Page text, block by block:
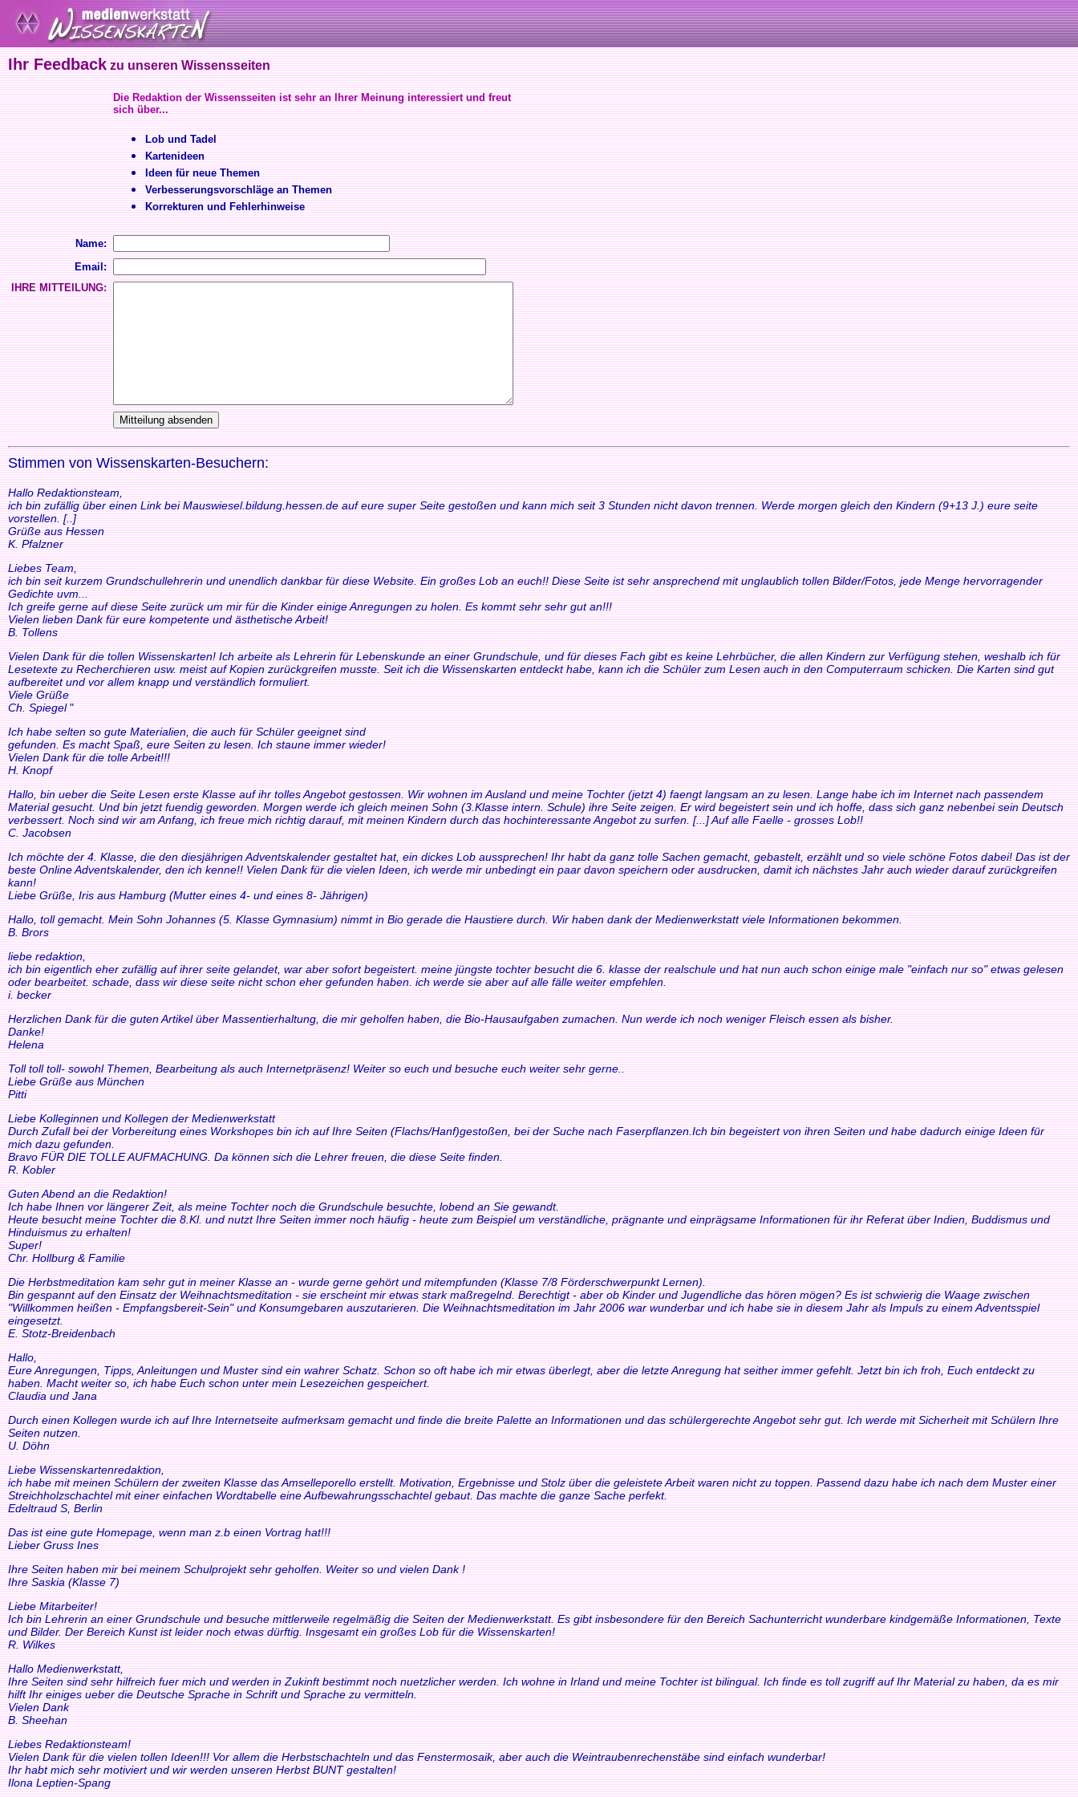
Ihr Feedback zu unseren Wissensseiten
Die Redaktion der Wissensseiten ist sehr an Ihrer Meinung interessiert und freut
sich über...
Lob und Tadel
Kartenideen
Ideen für neue Themen
Verbesserungsvorschläge an Themen
Korrekturen und Fehlerhinweise
Name:
Email:
IHRE MITTEILUNG:
Stimmen von Wissenskarten-Besuchern:
Hallo Redaktionsteam,
ich bin zufällig über einen Link bei Mauswiesel.bildung.hessen.de auf eure super Seite gestoßen und kann mich seit 3 Stunden nicht davon trennen. Werde morgen gleich den Kindern (9+13 J.) eure seite
vorstellen. [..]
Grüße aus Hessen
K. Pfalzner
Liebes Team,
ich bin seit kurzem Grundschullehrerin und unendlich dankbar für diese Website. Ein großes Lob an euch!! Diese Seite ist sehr ansprechend mit unglaublich tollen Bilder/Fotos, jede Menge hervorragender
Gedichte uvm...
Ich greife gerne auf diese Seite zurück um mir für die Kinder einige Anregungen zu holen. Es kommt sehr sehr gut an!!!
Vielen lieben Dank für eure kompetente und ästhetische Arbeit!
B. Tollens
Vielen Dank für die tollen Wissenskarten! Ich arbeite als Lehrerin für Lebenskunde an einer Grundschule, und für dieses Fach gibt es keine Lehrbücher, die allen Kindern zur Verfügung stehen, weshalb ich für
Lesetexte zu Recherchieren usw. meist auf Kopien zurückgreifen musste. Seit ich die Wissenskarten entdeckt habe, kann ich die Schüler zum Lesen auch in den Computerraum schicken. Die Karten sind gut
aufbereitet und vor allem knapp und verständlich formuliert.
Viele Grüße
Ch. Spiegel"
Ich habe selten so gute Materialien, die auch für Schüler geeignet sind
gefunden. Es macht Spaß, eure Seiten zu lesen. Ich staune immer wieder!
Vielen Dank für die tolle Arbeit!!!
H. Knopf
Hallo, bin ueber die Seite Lesen erste Klasse auf ihr tolles Angebot gestossen. Wir wohnen im Ausland und meine Tochter (jetzt 4) faengt langsam an zu lesen. Lange habe ich im Internet nach passendem
Material gesucht. Und bin jetzt fuendig geworden. Morgen werde ich gleich meinen Sohn (3.Klasse intern. Schule) ihre Seite zeigen. Er wird begeistert sein und ich hoffe, dass sich ganz nebenbei sein Deutsch
verbessert. Noch sind wir am Anfang, ich freue mich richtig darauf, mit meinen Kindern durch das hochinteressante Angebot zu surfen. [...] Auf alle Faelle - grosses Lob!!
C. Jacobsen
Ich möchte der 4. Klasse, die den diesjährigen Adventskalender gestaltet hat, ein dickes Lob aussprechen! Ihr habt da ganz tolle Sachen gemacht, gebastelt, erzählt und so viele schöne Fotos dabei! Das ist der
beste Online Adventskalender, den ich kenne!! Vielen Dank für die vielen Ideen, ich werde mir unbedingt ein paar davon speichern oder ausdrucken, damit ich nächstes Jahr auch wieder darauf zurückgreifen
kann!
Liebe Grüße, Iris aus Hamburg (Mutter eines 4- und eines 8- Jährigen)
Hallo, toll gemacht. Mein Sohn Johannes (5. Klasse Gymnasium) nimmt in Bio gerade die Haustiere durch. Wir haben dank der Medienwerkstatt viele Informationen bekommen.
B. Brors
liebe redaktion,
ich bin eigentlich eher zufällig auf ihrer seite gelandet, war aber sofort begeistert. meine jüngste tochter besucht die 6. klasse der realschule und hat nun auch schon einige male "einfach nur so" etwas gelesen
oder bearbeitet. schade, dass wir diese seite nicht schon eher gefunden haben. ich werde sie aber auf alle fälle weiter empfehlen.
i. becker
Herzlichen Dank für die guten Artikel über Massentierhaltung, die mir geholfen haben, die Bio-Hausaufgaben zumachen. Nun werde ich noch weniger Fleisch essen als bisher.
Danke!
Helena
Toll toll toll- sowohl Themen, Bearbeitung als auch Internetpräsenz! Weiter so euch und besuche euch weiter sehr gerne..
Liebe Grüße aus München
Pitti
Liebe Kolleginnen und Kollegen der Medienwerkstatt
Durch Zufall bei der Vorbereitung eines Workshopes bin ich auf Ihre Seiten (Flachs/Hanf)gestoßen, bei der Suche nach Faserpflanzen.Ich bin begeistert von ihren Seiten und habe dadurch einige Ideen für
mich dazu gefunden.
Bravo FÜR DIE TOLLE AUFMACHUNG. Da können sich die Lehrer freuen, die diese Seite finden.
R. Kobler
Guten Abend an die Redaktion!
Ich habe Ihnen vor längerer Zeit, als meine Tochter noch die Grundschule besuchte, lobend an Sie gewandt.
Heute besucht meine Tochter die 8.Kl. und nutzt Ihre Seiten immer noch häufig - heute zum Beispiel um verständliche, prägnante und einprägsame Informationen für ihr Referat über Indien, Buddismus und
Hinduismus zu erhalten!
Super!
Chr. Hollburg & Familie
Die Herbstmeditation kam sehr gut in meiner Klasse an - wurde gerne gehört und mitempfunden (Klasse 7/8 Förderschwerpunkt Lernen).
Bin gespannt auf den Einsatz der Weihnachtsmeditation - sie erscheint mir etwas stark maßregelnd. Berechtigt - aber ob Kinder und Jugendliche das hören mögen? Es ist schwierig die Waage zwischen
"Willkommen heißen - Empfangsbereit-Sein" und Konsumgebaren auszutarieren. Die Weihnachtsmeditation im Jahr 2006 war wunderbar und ich habe sie in diesem Jahr als Impuls zu einem Adventsspiel
eingesetzt.
E. Stotz-Breidenbach
Hallo,
Eure Anregungen, Tipps, Anleitungen und Muster sind ein wahrer Schatz. Schon so oft habe ich mir etwas überlegt, aber die letzte Anregung hat seither immer gefehlt. Jetzt bin ich froh, Euch entdeckt zu
haben. Macht weiter so, ich habe Euch schon unter mein Lesezeichen gespeichert.
Claudia und Jana
Durch einen Kollegen wurde ich auf Ihre Internetseite aufmerksam gemacht und finde die breite Palette an Informationen und das schülergerechte Angebot sehr gut. Ich werde mit Sicherheit mit Schülern Ihre
Seiten nutzen.
U. Döhn
Liebe Wissenskartenredaktion,
ich habe mit meinen Schülern der zweiten Klasse das Amselleporello erstellt. Motivation, Ergebnisse und Stolz über die geleistete Arbeit waren nicht zu toppen. Passend dazu habe ich nach dem Muster einer
Streichholzschachtel mit einer einfachen Wordtabelle eine Aufbewahrungsschachtel gebaut. Das machte die ganze Sache perfekt.
Edeltraud S, Berlin
Das ist eine gute Homepage, wenn man z.b einen Vortrag hat!!!
Lieber Gruss Ines
Ihre Seiten haben mir bei meinem Schulprojekt sehr geholfen. Weiter so und vielen Dank !
Ihre Saskia (Klasse 7)
Liebe Mitarbeiter!
Ich bin Lehrerin an einer Grundschule und besuche mittlerweile regelmäßig die Seiten der Medienwerkstatt. Es gibt insbesondere für den Bereich Sachunterricht wunderbare kindgemäße Informationen, Texte
und Bilder. Der Bereich Kunst ist leider noch etwas dürftig. Insgesamt ein großes Lob für die Wissenskarten!
R. Wilkes
Hallo Medienwerkstatt,
Ihre Seiten sind sehr hilfreich fuer mich und werden in Zukinft bestimmt noch nuetzlicher werden. Ich wohne in Irland und meine Tochter ist bilingual. Ich finde es toll zugriff auf Ihr Material zu haben, da es mir
hilft Ihr einiges ueber die Deutsche Sprache in Schrift und Sprache zu vermitteln.
Vielen Dank
B. Sheehan
Liebes Redaktionsteam!
Vielen Dank für die vielen tollen Ideen!!! Vor allem die Herbstschachteln und das Fenstermosaik, aber auch die Weintraubenrechenstäbe sind einfach wunderbar!
Ihr habt mich sehr motiviert und wir werden unseren Herbst BUNT gestalten!
Ilona Leptien-Spang